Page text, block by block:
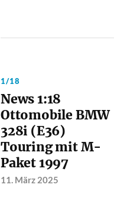
1/18
News 1:18
Ottomobile BMW
328i (E36)
Touring mit M-
Paket 1997
11. März 2025